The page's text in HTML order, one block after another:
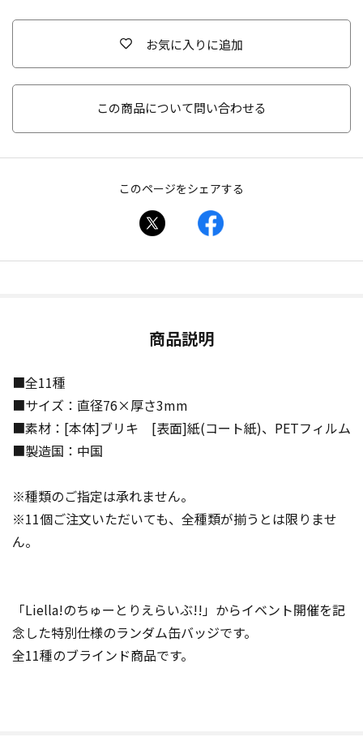
お気に入りに追加
この商品について問い合わせる
このページをシェアする
商品説明
■全11種
■サイズ：直径76×厚さ3mm
■素材：[本体]ブリキ [表面]紙(コート紙)、PETフィルム
■製造国：中国
※種類のご指定は承れません。
※11個ご注文いただいても、全種類が揃うとは限りませ
ん。
「Liella!のちゅーとりえらいぶ!!」からイベント開催を記
念した特別仕様のランダム缶バッジです。
全11種のブラインド商品です。